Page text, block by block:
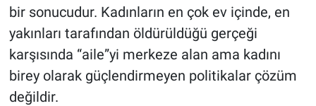
bir sonucudur. Kadınların en çok ev içinde, en
yakınları tarafından öldürüldüğü gerçeği
karşısında “aile”yi merkeze alan ama kadını
birey olarak güçlendirmeyen politikalar çözüm
değildir.